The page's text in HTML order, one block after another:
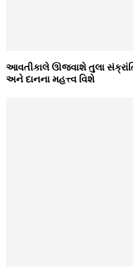
આવતીકાલે ઊજવાશે તુલા
અને દાનના મહત્ત્વ વિશે